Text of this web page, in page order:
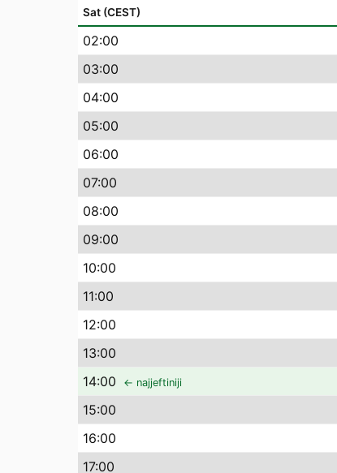
Sat (CEST)
02:00
03:00
04:00
05:00
06:00
07:00
08:00
09:00
10:00
11:00
12:00
13:00
14:00 ← najjeftiniji
15:00
16:00
17:00